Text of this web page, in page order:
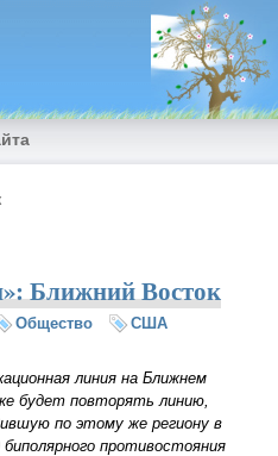
Ближний Восток
Общество
США
линия на Ближнем
будет повторять линию,
по этому же региону в
биполярного противостояния